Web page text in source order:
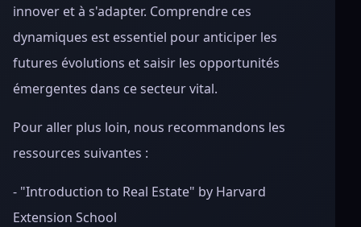
innover et à s'adapter. Comprendre ces
dynamiques est essentiel pour anticiper les
futures évolutions et saisir les opportunités
émergentes dans ce secteur vital.
Pour aller plus loin, nous recommandons les
ressources suivantes :
- "Introduction to Real Estate" by Harvard
Extension School